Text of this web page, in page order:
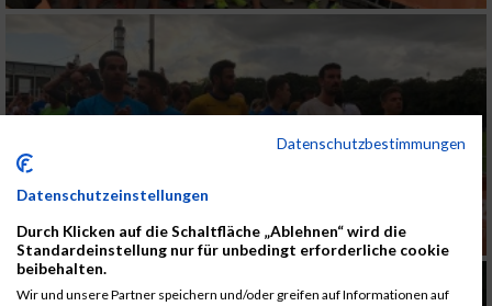
Datenschutzbestimmungen
Datenschutzeinstellungen
Durch Klicken auf die Schaltfläche „Ablehnen“ wird die
Standardeinstellung nur für unbedingt erforderliche cookie
beibehalten.
Wir und unsere Partner speichern und/oder greifen auf Informationen auf